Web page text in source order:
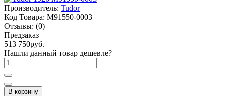
Производитель: Tudor
Код Товара: M91550-0003
Отзывы: (0)
Предзаказ
513 750руб.
Нашли данный товар дешевле?
В корзину